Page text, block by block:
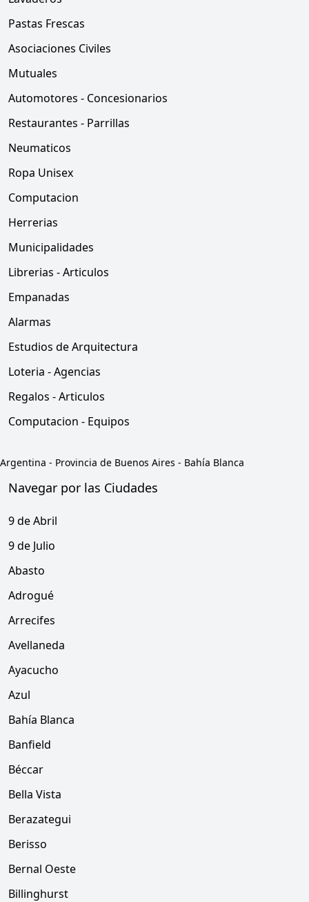
Pastas Frescas
Asociaciones Civiles
Mutuales
Automotores - Concesionarios
Restaurantes - Parrillas
Neumaticos
Ropa Unisex
Computacion
Herrerias
Municipalidades
Librerias - Articulos
Empanadas
Alarmas
Estudios de Arquitectura
Loteria - Agencias
Regalos - Articulos
Computacion - Equipos
Argentina - Provincia de Buenos Aires - Bahía Blanca
Navegar por las Ciudades
9 de Abril
9 de Julio
Abasto
Adrogué
Arrecifes
Avellaneda
Ayacucho
Azul
Bahía Blanca
Banfield
Béccar
Bella Vista
Berazategui
Berisso
Bernal Oeste
Billinghurst